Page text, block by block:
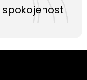
spokojenost